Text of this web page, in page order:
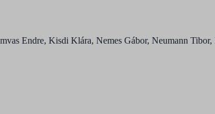
Endre, Kisdi Klára, Nemes Gábor, Neumann